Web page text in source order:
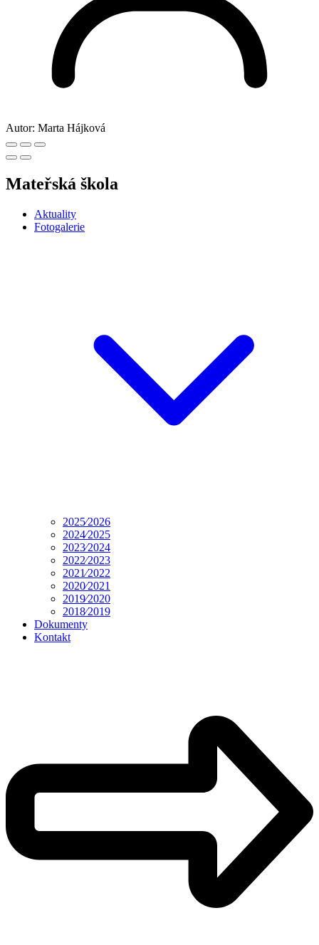
Autor: Marta Hájková
Mateřská škola
Aktuality
Fotogalerie
2025⁄2026
2024⁄2025
2023⁄2024
2022⁄2023
2021⁄2022
2020⁄2021
2019⁄2020
2018⁄2019
Dokumenty
Kontakt